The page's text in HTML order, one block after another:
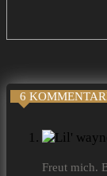
6
Freut mich.